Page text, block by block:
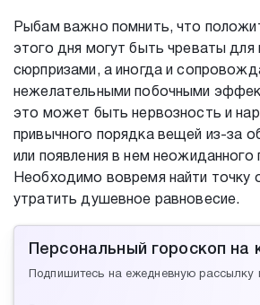
Рыбам важно помнить, что
этого дня могут быть чреваты для
сюрпризами, а иногда и
нежелательными побочными
это может быть нервозность и
привычного порядка вещей из-за
или появления в нем неожиданного
Необходимо вовремя найти
утратить душевное равновесие.
Персональный гороскоп
Подпишитесь на ежедневную рассылку